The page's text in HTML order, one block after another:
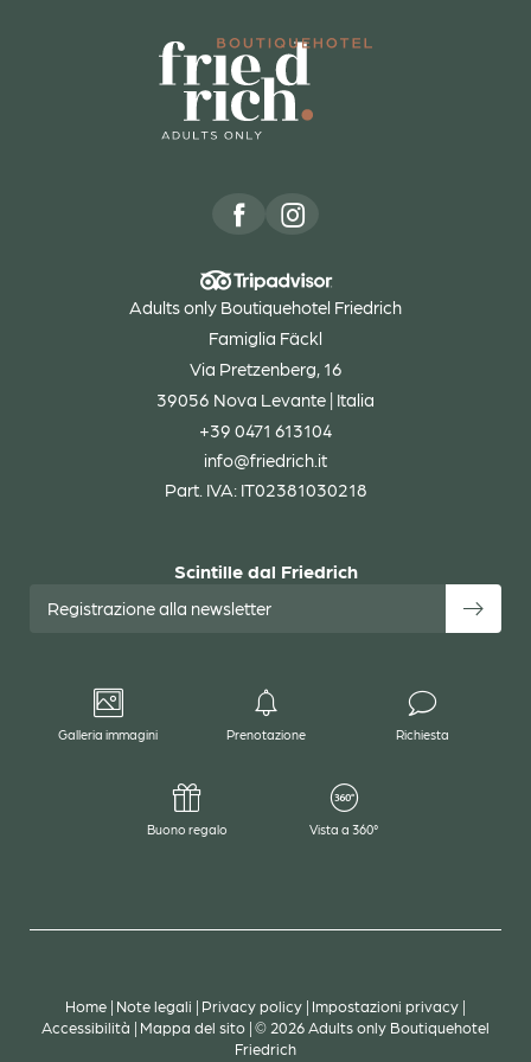
Adults only Boutiquehotel Friedrich
Famiglia Fäckl
Via Pretzenberg, 16
39056 Nova Levante | Italia
+39 0471 613104
info@friedrich.it
Part. IVA: IT02381030218
Scintille dal Friedrich
Registrazione alla newsletter
Galleria immagini Prenotazione Richiesta
Buono regalo Vista a 360°
Home | Note legali | Privacy policy | Impostazioni privacy |
Accessibilità | Mappa del sito |© 2026 Adults only Boutiquehotel
Friedrich